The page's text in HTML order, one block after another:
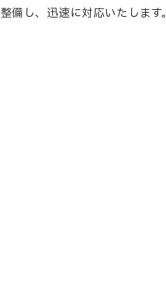
し、迅速に対応いたします。